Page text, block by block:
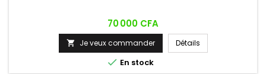
Prix
70 000 CFA
 Je veux commander Détails
 En stock